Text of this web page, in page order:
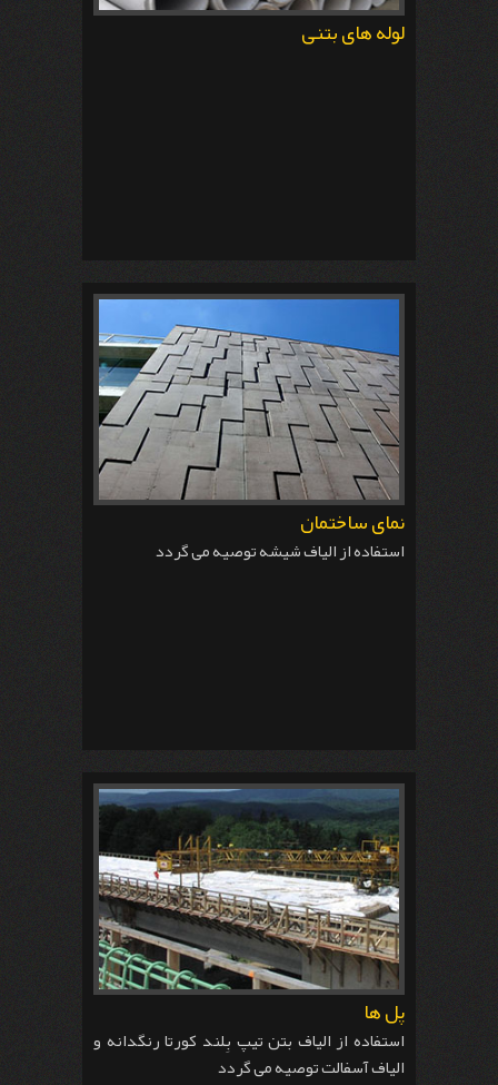
لوله های بتنی
نمای ساختمان
استفاده از الیاف شیشه توصیه می گردد
پل ها
استفاده از الیاف بتن تیپ بِلند کورتا رنگدانه و
الیاف آسفالت توصیه می گردد